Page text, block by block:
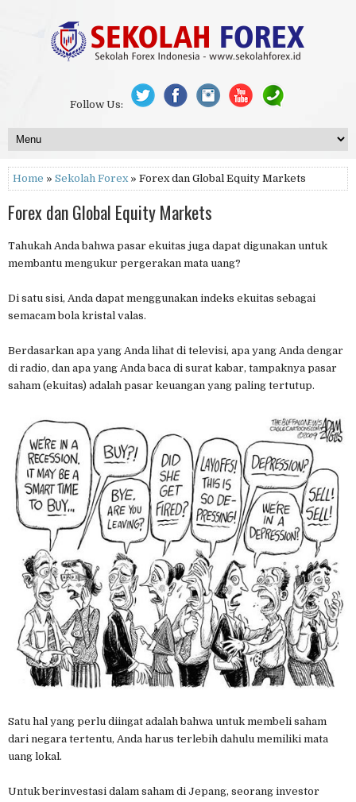
Follow Us:
Home » Sekolah Forex» Forex dan Global Equity Markets
Forex dan Global Equity Markets
Tahukah Anda bahwa pasar ekuitas juga dapat digunakan untuk
membantu mengukur pergerakan mata uang?
Di satu sisi, Anda dapat menggunakan indeks ekuitas sebagai
semacam bola kristal valas.
Berdasarkan apa yang Anda lihat di televisi, apa yang Anda dengar
di radio, dan apa yang Anda baca di surat kabar, tampaknya pasar
saham (ekuitas) adalah pasar keuangan yang paling tertutup.
Satu hal yang perlu diingat adalah bahwa untuk membeli saham
dari negara tertentu, Anda harus terlebih dahulu memiliki mata
uang lokal.
Untuk berinvestasi dalam saham di Jepang, seorang investor